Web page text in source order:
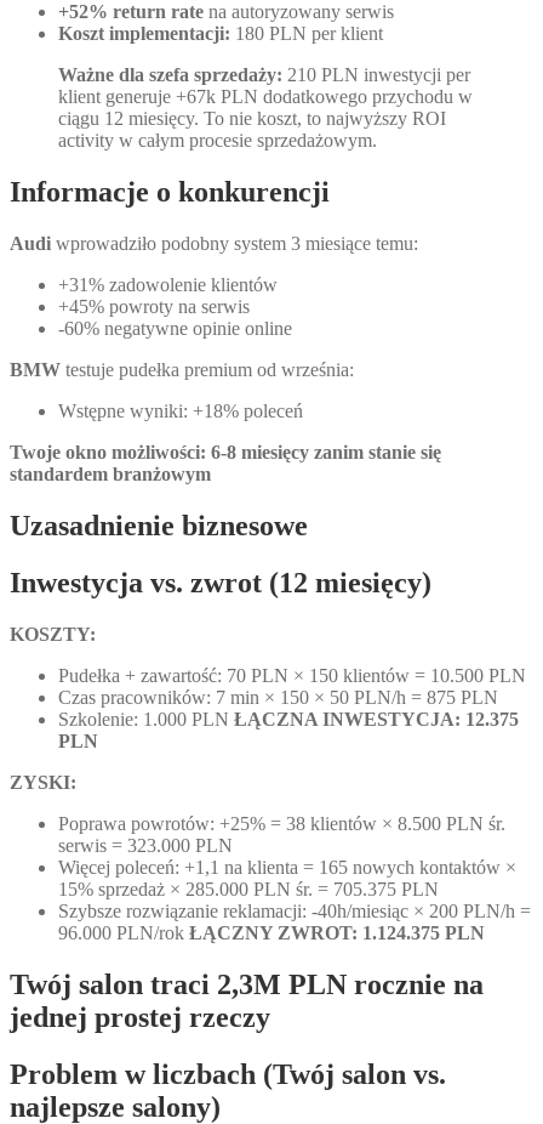
+52% return rate na autoryzowany serwis
Koszt implementacji: 180 PLN per klient
Ważne dla szefa sprzedaży: 210 PLN inwestycji per
klient generuje +67k PLN dodatkowego przychodu w
ciągu 12 miesięcy. To nie koszt, to najwyższy ROI
activity w całym procesie sprzedażowym.
Informacje o konkurencji
Audi wprowadziło podobny system 3 miesiące temu:
+31% zadowolenie klientów
+45% powroty na serwis
-60% negatywne opinie online
BMW testuje pudełka premium od września:
Wstępne wyniki: +18% poleceń
Twoje okno możliwości: 6-8 miesięcy zanim stanie się
standardem branżowym
Uzasadnienie biznesowe
Inwestycja vs. zwrot (12 miesięcy)
KOSZTY:
Pudełka + zawartość: 70 PLN × 150 klientów = 10.500 PLN
Czas pracowników: 7 min × 150 × 50 PLN/h = 875 PLN
Szkolenie: 1.000 PLN ŁĄCZNA INWESTYCJA: 12.375
PLN
ZYSKI:
Poprawa powrotów: +25% = 38 klientów × 8.500 PLN śr.
serwis = 323.000 PLN
Więcej poleceń: +1,1 na klienta = 165 nowych kontaktów ×
15% sprzedaż × 285.000 PLN śr. = 705.375 PLN
Szybsze rozwiązanie reklamacji: -40h/miesiąc × 200 PLN/h =
96.000 PLN/rok ŁĄCZNY ZWROT: 1.124.375 PLN
Twój salon traci 2,3M PLN rocznie na
jednej prostej rzeczy
Problem w liczbach (Twój salon vs.
najlepsze salony)